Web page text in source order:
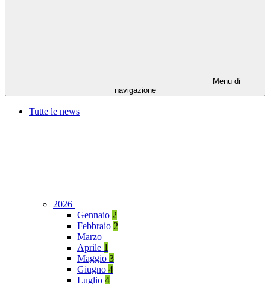
Menu di
navigazione
Tutte le news
2026
Gennaio 2
Febbraio 2
Marzo
Aprile 1
Maggio 3
Giugno 4
Luglio 4